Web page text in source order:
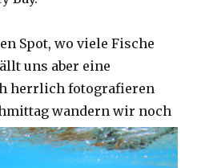
Spot, wo viele Fische
uns aber eine
herrlich fotografieren
wandern wir noch